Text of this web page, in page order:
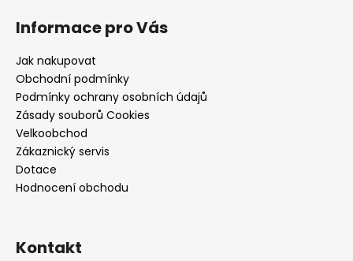
Informace pro Vás
Jak nakupovat
Obchodní podmínky
Podmínky ochrany osobních údajů
Zásady souborů Cookies
Velkoobchod
Zákaznický servis
Dotace
Hodnocení obchodu
Kontakt